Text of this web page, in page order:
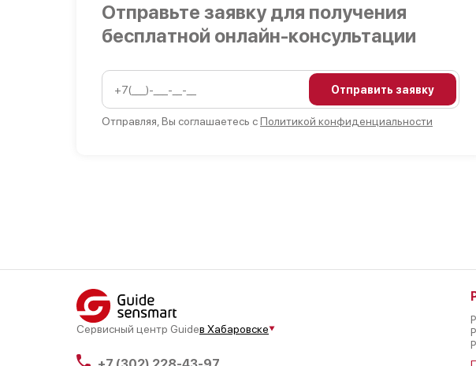
Отправьте заявку для получения
бесплатной онлайн-консультации
Отправить заявку
Отправляя, Вы соглашаетесь сПолитикой конфиденциальности
Сервисный центр Guideв Хабаровске